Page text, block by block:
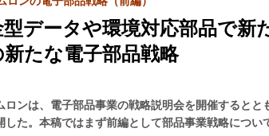
型データや環境対応部品で新
新たな電子部品戦略
ロンは、電子部品事業の戦略説明会を開催すると
した。本稿ではまず前編として部品事業戦略につい